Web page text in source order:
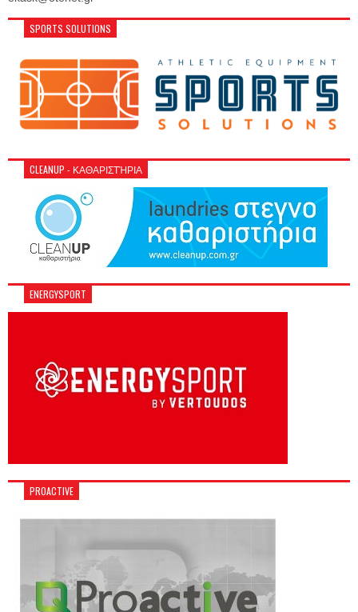
SPORTS SOLUTIONS
CLEANUP - ΚΑΘΑΡΙΣΤΉΡΙΑ
ENERGYSPORT
PROACTIVE